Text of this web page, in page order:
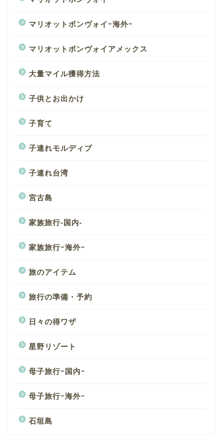
マリオットボンヴォイｰ海外ｰ
マリオットボンヴォイアメックス
大量マイル獲得方法
子供とお出かけ
子育て
子連れモルディブ
子連れ台湾
宮古島
家族旅行-国内-
家族旅行ｰ海外ｰ
旅のアイテム
旅行の準備・予約
日々の得ワザ
星野リゾート
母子旅行ｰ国内ｰ
母子旅行ｰ海外ｰ
石垣島